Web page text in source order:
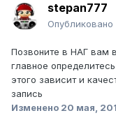
stepan777
Опубликовано
Позвоните в НАГ вам
главное
этого зависит и
запись
Изменено 20 мая,